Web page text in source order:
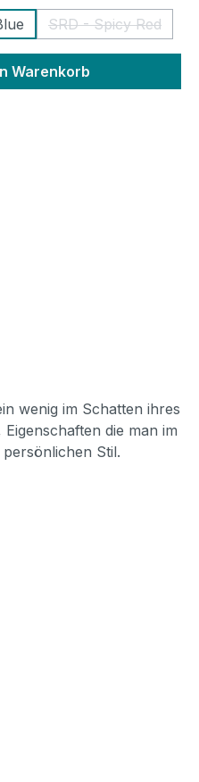
SRD - Spicy Red
(Diese Option
Wert
Warenkorb
wenig im Schatten ihres
die man im
Stil.